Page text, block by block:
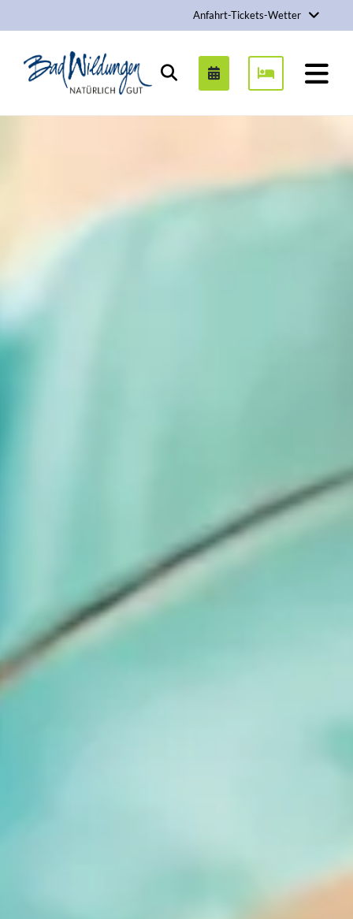
Anfahrt-Tickets-Wetter
Stadt Bad Wildungen
Suchen